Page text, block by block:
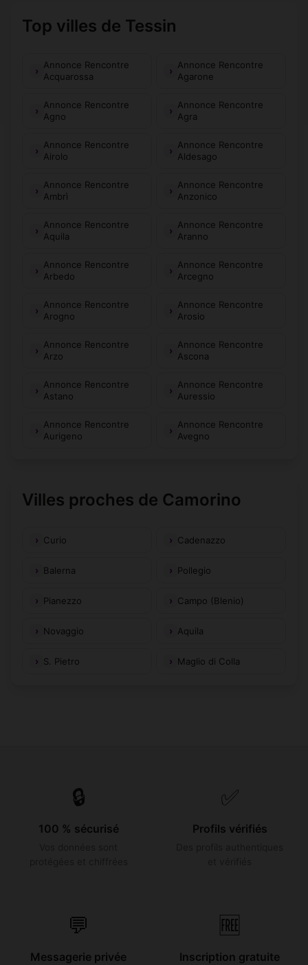
Top villes de Tessin
Annonce Rencontre
Acquarossa
Annonce Rencontre
Agarone
Annonce Rencontre
Agno
Annonce Rencontre
Agra
Annonce Rencontre
Airolo
Annonce Rencontre
Aldesago
Annonce Rencontre
Ambrì
Annonce Rencontre
Anzonico
Annonce Rencontre
Aquila
Annonce Rencontre
Aranno
Annonce Rencontre
Arbedo
Annonce Rencontre
Arcegno
Annonce Rencontre
Arogno
Annonce Rencontre
Arosio
Annonce Rencontre
Arzo
Annonce Rencontre
Ascona
Annonce Rencontre
Astano
Annonce Rencontre
Auressio
Annonce Rencontre
Aurigeno
Annonce Rencontre
Avegno
Villes proches de Camorino
Curio Cadenazzo
Balerna Pollegio
Pianezzo Campo (Blenio)
Novaggio Aquila
S. Pietro Maglio di Colla
🔒
100 % sécurisé
✅
Profils vérifiés
💬
Messagerie privée
🆓
Inscription gratuite